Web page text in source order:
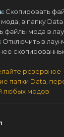
Скопировать
в папку
файлы мода в
Отключить в
резервное
папки Data,
любых модов.